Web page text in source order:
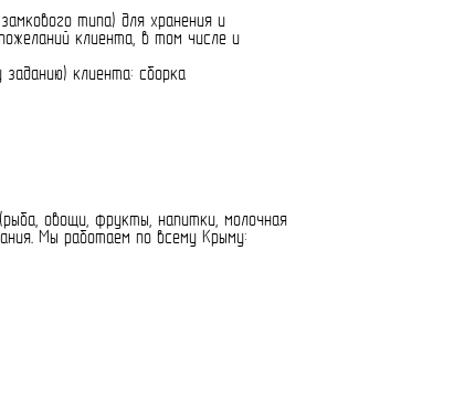
типа) для хранения и
клиента, в том числе и
клиента: сборка
овощи, фрукты, напитки, молочная
Мы работаем по всему Крыму: